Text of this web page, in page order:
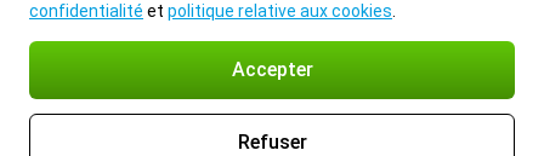
confidentialité et politique relative aux cookies
Accepter
Refuser